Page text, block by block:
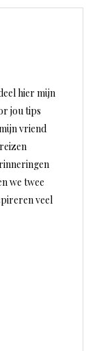
hier mijn
jou tips
vriend
we twee
veel